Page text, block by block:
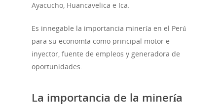
Ayacucho, Huancavelica e Ica.
Es innegable la importancia minería en el Perú
para su economía como principal motor e
inyector, fuente de empleos y generadora de
oportunidades.
La importancia de la minería